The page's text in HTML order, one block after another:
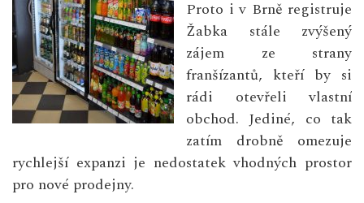
Proto i v Brně registruje
Žabka stále zvýšený
zájem ze strany
franšízantů, kteří by si
rádi otevřeli vlastní
obchod. Jediné, co tak
zatím drobně omezuje
rychlejší expanzi je nedostatek vhodných prostor
pro nové prodejny.